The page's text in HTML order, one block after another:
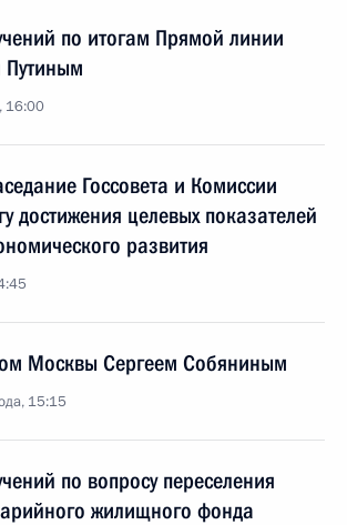
по итогам Прямой линии
16:00
Госсовета и Комиссии
достижения целевых показателей
развития
Москвы Сергеем Собяниным
15:15
по вопросу переселения
жилищного фонда